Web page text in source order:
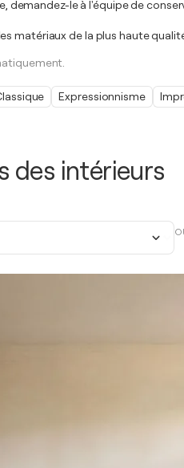
des intérieurs
demandez-le à l'équipe de
matériaux de la plus haute
Expressionnisme